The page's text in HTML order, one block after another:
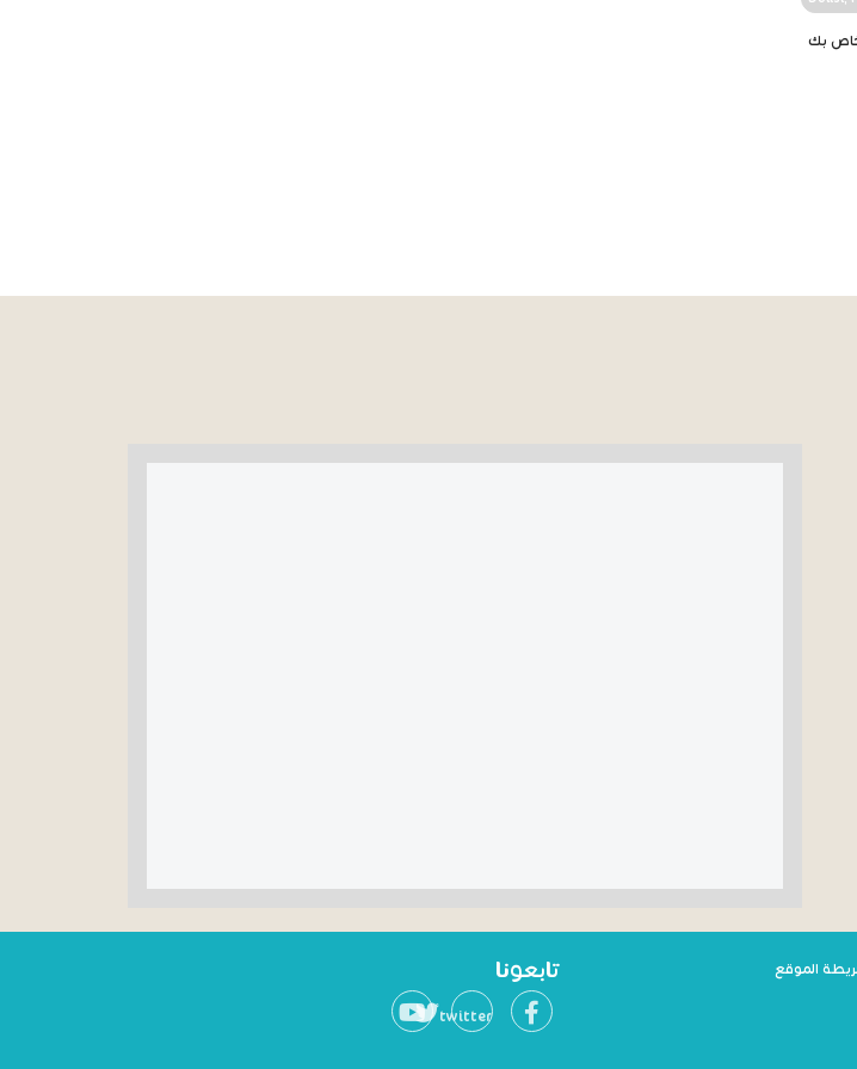
بك
الموقع تابعونا
twitter